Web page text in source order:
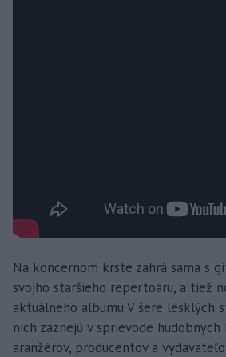
Na koncernom krste zahrá sama s
svojho staršieho repertoáru, a tiež
aktuálneho albumu V šere lesklých
nich zaznejú v sprievode hudobných
aranžérov, producentov a